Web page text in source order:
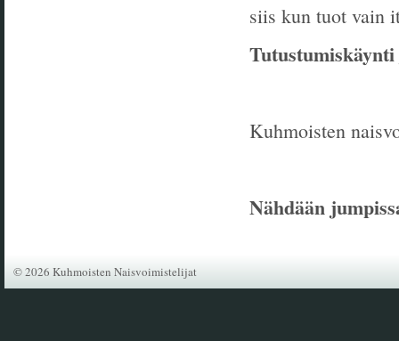
siis kun tuot vain
Kuhmoisten
Nähdään
©2026 Kuhmoisten Naisvoimistelijat